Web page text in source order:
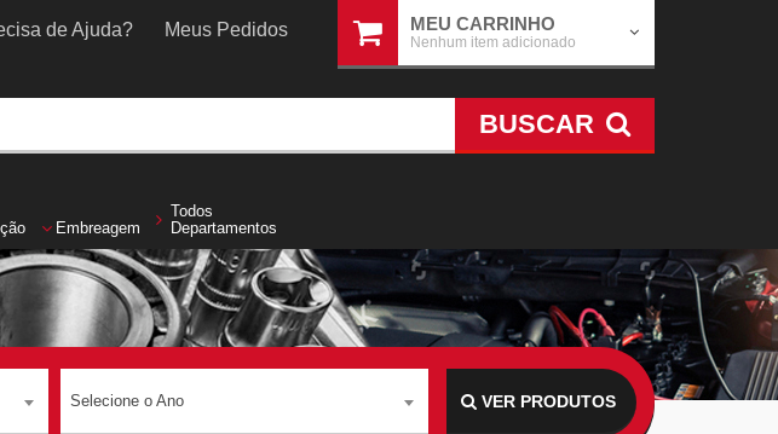
de Ajuda? Meus Pedidos MEU CARRINHO
Nenhum item adicionado
BUSCAR
Embreagem
Todos
Departamentos
Selecione o Ano VER PRODUTOS